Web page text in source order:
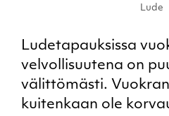
Lude
Ludetapauksissa
velvollisuutena on
välittömästi.
kuitenkaan ole